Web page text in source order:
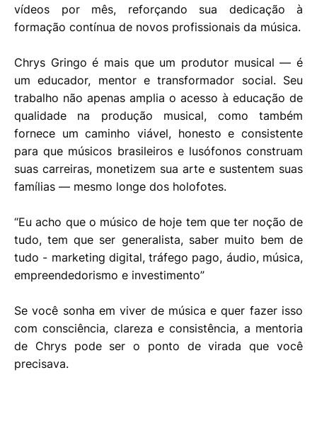
vídeos por mês, reforçando sua dedicação à
formação contínua de novos profissionais da música.
Chrys Gringo é mais que um produtor musical — é
um educador, mentor e transformador social. Seu
trabalho não apenas amplia o acesso à educação de
qualidade na produção musical, como também
fornece um caminho viável, honesto e consistente
para que músicos brasileiros e lusófonos construam
suas carreiras, monetizem sua arte e sustentem suas
famílias — mesmo longe dos holofotes.
“Eu acho que o músico de hoje tem que ter noção de
tudo, tem que ser generalista, saber muito bem de
tudo - marketing digital, tráfego pago, áudio, música,
empreendedorismo e investimento”
Se você sonha em viver de música e quer fazer isso
com consciência, clareza e consistência, a mentoria
de Chrys pode ser o ponto de virada que você
precisava.